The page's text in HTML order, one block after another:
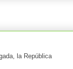
la República